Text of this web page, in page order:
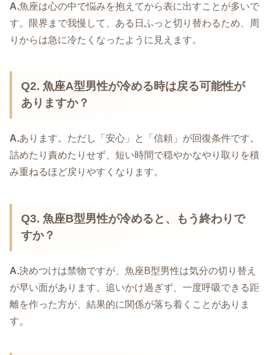
A.魚座は心の中で悩みを抱えてから表に出すことが多いで
す。限界まで我慢して、ある日ふっと切り替わるため、周
りからは急に冷たくなったように見えます。
Q2. 魚座A型男性が冷める時は戻る可能性が
ありますか？
A.あります。ただし「安心」と「信頼」が回復条件です。
詰めたり責めたりせず、短い時間で穏やかなやり取りを積
み重ねるほど戻りやすくなります。
Q3. 魚座B型男性が冷めると、もう終わりで
すか？
A.決めつけは禁物ですが、魚座B型男性は気分の切り替え
が早い面があります。追いかけ過ぎず、一度呼吸できる距
離を作った方が、結果的に関係が落ち着くことがありま
す。